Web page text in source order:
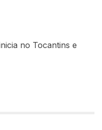
no Tocantins e